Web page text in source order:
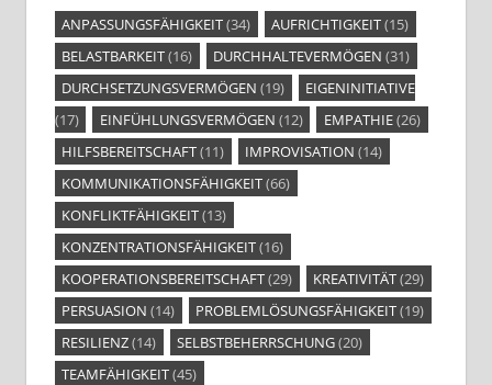
ANPASSUNGSFÄHIGKEIT(34) AUFRICHTIGKEIT(15)
BELASTBARKEIT(16) DURCHHALTEVERMÖGEN (31)
DURCHSETZUNGSVERMÖGEN (19)
EIGENINITIATIVE
(17)
EINFÜHLUNGSVERMÖGEN (12) EMPATHIE(26)
HILFSBEREITSCHAFT(11) IMPROVISATION (14)
KOMMUNIKATIONSFÄHIGKEIT(66)
KONFLIKTFÄHIGKEIT(13)
KONZENTRATIONSFÄHIGKEIT(16)
KOOPERATIONSBEREITSCHAFT(29) KREATIVITÄT(29)
PERSUASION (14) PROBLEMLÖSUNGSFÄHIGKEIT(19)
RESILIENZ(14) SELBSTBEHERRSCHUNG(20)
TEAMFÄHIGKEIT(45)